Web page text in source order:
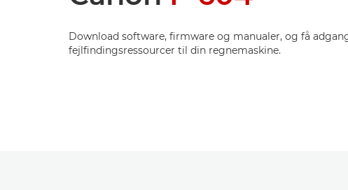
Download software, firmware og manualer, og få
fejlfindingsressourcer til din regnemaskine.